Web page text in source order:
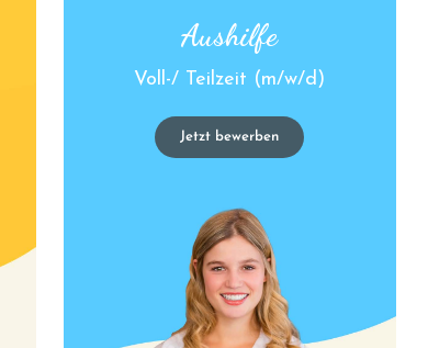
Aushilfe
Voll-/ Teilzeit (m/w/d)
Jetzt bewerben